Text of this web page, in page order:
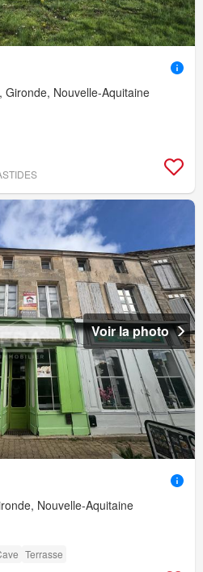
Gironde, Nouvelle-Aquitaine
Voir la photo
Nouvelle-Aquitaine
Terrasse